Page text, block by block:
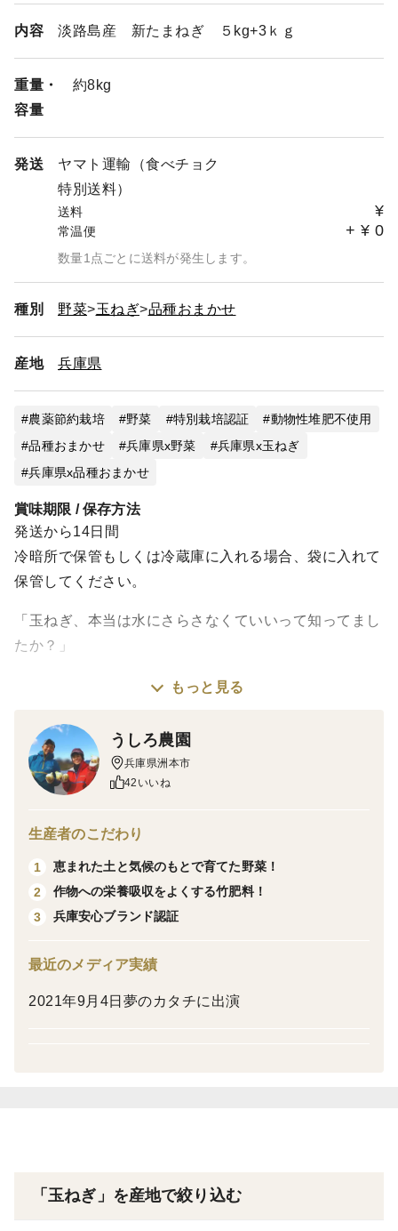
配送に関する変更・ご要望は、ヤマト運輸へご相談いただ
けますようお願いいたします。
内容 淡路島産 新たまねぎ ５kg+3ｋｇ
重量・
容量
約8kg
発送
ヤマト運輸（食べチョク
特別送料）
送料 ¥
常温便 + ¥ 0
数量1点ごとに送料が発生します。
種別 野菜 玉ねぎ 品種おまかせ
産地 兵庫県
農薬節約栽培 野菜 特別栽培認証
動物性堆肥不使用
品種おまかせ
兵庫県x野菜
兵庫県x玉ねぎ
兵庫県x品種おまかせ
賞味期限 / 保存方法
発送から14日間
冷暗所で保管もしくは冷蔵庫に入れる場合、袋に入れて
保管してください。
「玉ねぎ、本当は水にさらさなくていいって知ってまし
たか？」
スーパーで買った玉ねぎの辛みを抜くために、長時間
いる……。
そんな経験、ありませんか？
が自慢です。
そのみずみずしさを活かして、水にさらさず、切ってそ
のままお皿へ。
シャキシャキの食感のあとに広がる、雑味のない甘み。
そんな驚きを、淡路島の畑から直送でお届けします。
◎ 大切な方へのお裾分けや贈り物に
もっと見る
うしろ農園
兵庫県洲本市
42いいね
生産者のこだわり
1
恵まれた土と気候のもとで育てた野菜！
2
作物への栄養吸収をよくする竹肥料！
3
兵庫安心ブランド認証
最近のメディア実績
2021年9月4日夢のカタチに出演
「玉ねぎ」を産地で絞り込む